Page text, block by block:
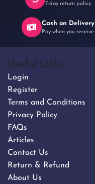
7-day return policy
Cash on Delivery
Pay when you receive
Useful Links
Login
Register
Terms and Conditions
Privacy Policy
FAQs
Articles
Contact Us
Return & Refund
About Us